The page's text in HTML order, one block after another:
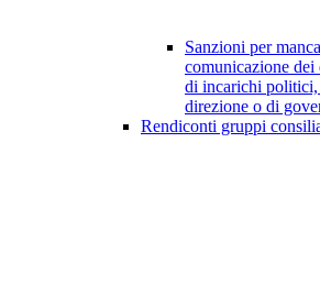
Sanzioni per
comunicazione dei
di incarichi
direzione o di
Rendiconti gruppi